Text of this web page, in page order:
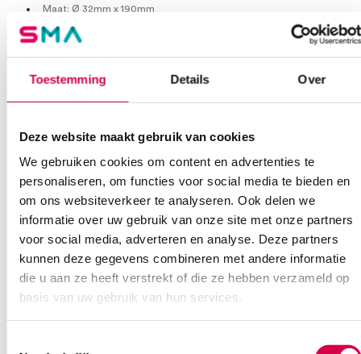
Toestemming Details Over
Deze website maakt gebruik van cookies
We gebruiken cookies om content en advertenties te
personaliseren, om functies voor social media te bieden en
om ons websiteverkeer te analyseren. Ook delen we
informatie over uw gebruik van onze site met onze partners
voor social media, adverteren en analyse. Deze partners
kunnen deze gegevens combineren met andere informatie
die u aan ze heeft verstrekt of die ze hebben verzameld op
basis van uw gebruik van hun services.
Maat: Ø 32mm x 190mm
Steriel onsteriel
Er zijn nog geen beoordelingen.
Wees de eerste om “Mediware ultrasound proben condooms, Ø
32mm (144)” te beoordelen
ingelogd zijn
Waarom Medische Artikelen?
Op voorraad? Vandaag besteld, vandaag verzonden
Vaste klanten, vaste korting
Geen klein order toeslag vanaf €75 bestelwaarde